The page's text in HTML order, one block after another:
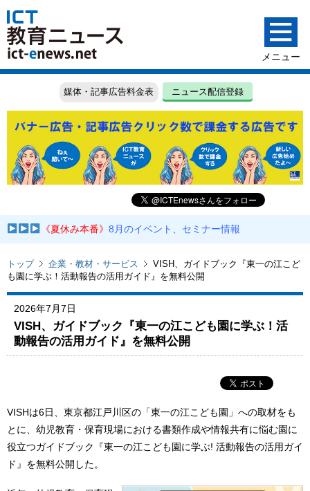
媒体・記事広告料金表 ニュース配信登録
《夏休み本番》8月のイベント、セミナー情報
トップ 企業・教材・サービス
VISH、ガイドブック『東一の江こど
も園に学ぶ！活動報告の活用ガイド』を無料公開
2026年7月7日
VISH、ガイドブック『東一の江こども園に学ぶ！活
動報告の活用ガイド』を無料公開
VISHは6日、東京都江戸川区の「東一の江こども園」への取材をも
とに、幼児教育・保育現場における書類作成や情報共有に悩む園に
役立つガイドブック『東一の江こども園に学ぶ! 活動報告の活用ガイ
ド』を無料公開した。